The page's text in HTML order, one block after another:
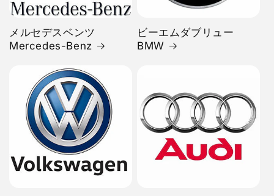
メルセデスベンツ
Mercedes-Benz
ビーエムダブリュー
BMW